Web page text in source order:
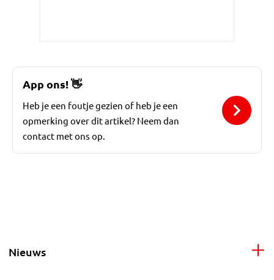
App ons!👋
Heb je een foutje gezien of heb je een
opmerking over dit artikel? Neem dan
contact met ons op.
Nieuws